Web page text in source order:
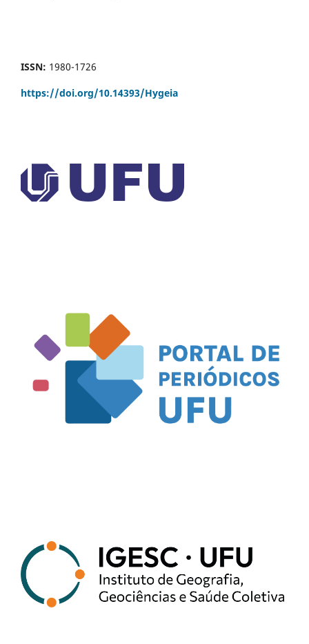
ISSN: 1980-1726
https://doi.org/10.14393/Hygeia